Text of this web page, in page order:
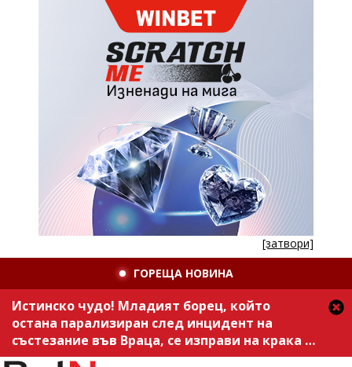
[затвори]
ГОРЕЩА НОВИНА
Истинско чудо! Младият борец, който
остана парализиран след инцидент на
състезание във Враца, се изправи на крака /
снимка/